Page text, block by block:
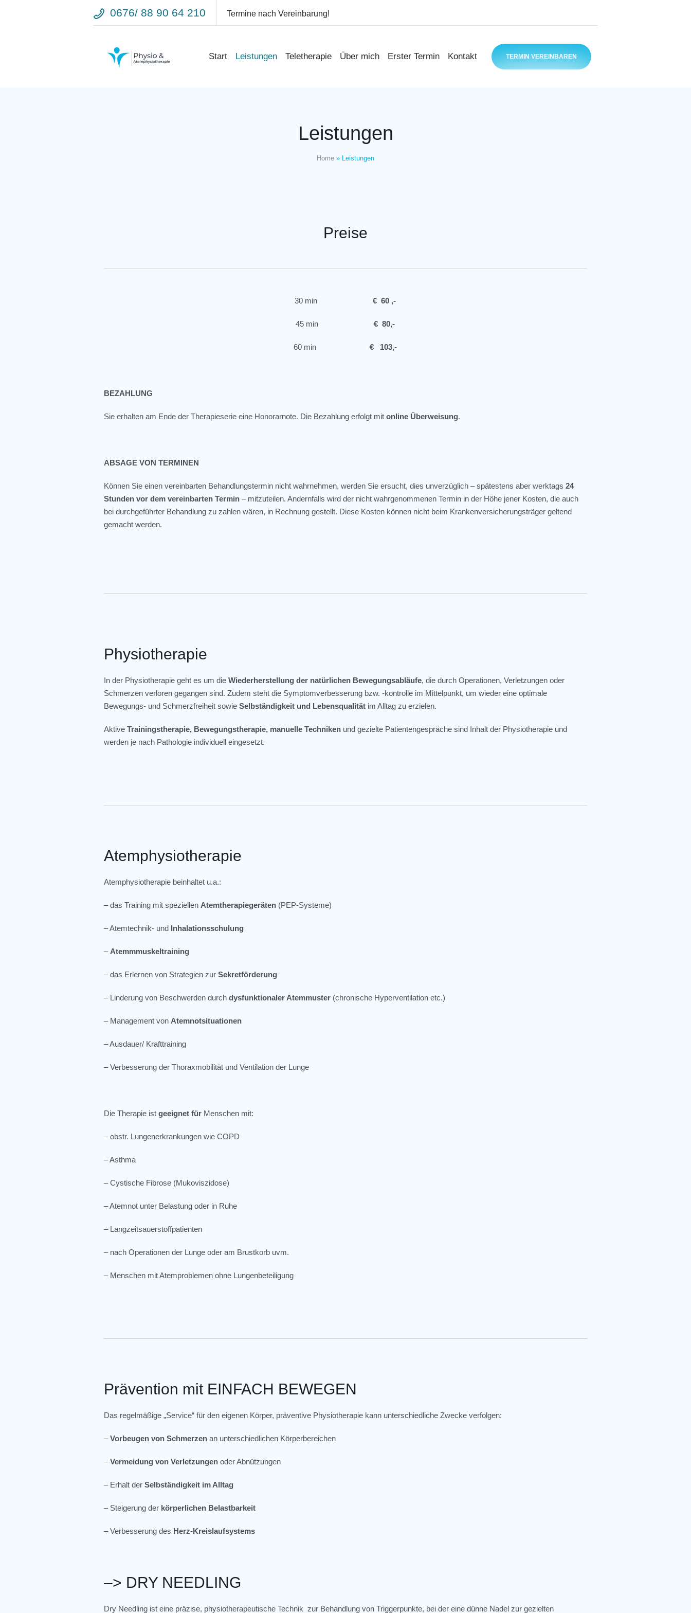
0676/ 88 90 64 210 Termine nach Vereinbarung!
TERMIN VEREINBAREN
Start Leistungen Teletherapie Über mich Erster Termin Kontakt
Leistungen
Home » Leistungen
Preise
30 min€ 60 ,-
45 min€ 80,-
60 min € 103,-
BEZAHLUNG
Sie erhalten am Ende der Therapieserie eine Honorarnote. Die Bezahlung erfolgt mit online Überweisung.
ABSAGE VON TERMINEN
Können Sie einen vereinbarten Behandlungstermin nicht wahrnehmen, werden Sie ersucht, dies unverzüglich – spätestens aber werktags 24
Stunden vor dem vereinbarten Termin– mitzuteilen. Andernfalls wird der nicht wahrgenommenen Termin in der Höhe jener Kosten, die auch
bei durchgeführter Behandlung zu zahlen wären, in Rechnung gestellt. Diese Kosten können nicht beim Krankenversicherungsträger geltend
gemacht werden.
Physiotherapie
In der Physiotherapie geht es um die Wiederherstellung der natürlichen Bewegungsabläufe, die durch Operationen, Verletzungen oder
Schmerzen verloren gegangen sind. Zudem steht die Symptomverbesserung bzw. -kontrolle im Mittelpunkt, um wieder eine optimale
Bewegungs- und Schmerzfreiheit sowie Selbständigkeit und Lebensqualitätim Alltag zu erzielen.
Aktive Trainingstherapie, Bewegungstherapie, manuelle Technikenund gezielte Patientengespräche sind Inhalt der Physiotherapie und
werden je nach Pathologie individuell eingesetzt.
Atemphysiotherapie
Atemphysiotherapie beinhaltet u.a.:
– das Training mit speziellen Atemtherapiegeräten(PEP-Systeme)
– Atemtechnik- und Inhalationsschulung
– Atemmmuskeltraining
– das Erlernen von Strategien zur Sekretförderung
– Linderung von Beschwerden durch dysfunktionaler Atemmuster(chronische Hyperventilation etc.)
– Management von Atemnotsituationen
– Ausdauer/ Krafttraining
– Verbesserung der Thoraxmobilität und Ventilation der Lunge
Die Therapie ist geeignet für Menschen mit:
– obstr. Lungenerkrankungen wie COPD
– Asthma
– Cystische Fibrose (Mukoviszidose)
– Atemnot unter Belastung oder in Ruhe
– Langzeitsauerstoffpatienten
– nach Operationen der Lunge oder am Brustkorb uvm.
– Menschen mit Atemproblemen ohne Lungenbeteiligung
Prävention mit EINFACH BEWEGEN
Das regelmäßige „Service“ für den eigenen Körper, präventive Physiotherapie kann unterschiedliche Zwecke verfolgen:
–Vorbeugen von Schmerzenan unterschiedlichen Körperbereichen
–Vermeidung von Verletzungenoder Abnützungen
– Erhalt der Selbständigkeit im Alltag
– Steigerung der körperlichen Belastbarkeit
– Verbesserung des Herz-Kreislaufsystems
–> DRY NEEDLING
Dry Needling ist eine präzise, physiotherapeutische Technik zur Behandlung von Triggerpunkte, bei der eine dünne Nadel zur gezielten